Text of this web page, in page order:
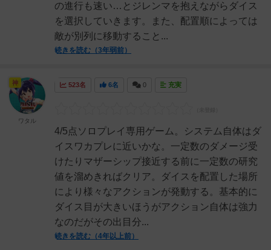
の進行も速い…とジレンマを抱えながらダイス
を選択していきます。また、配置順によっては
敵が別列に移動すること...
続きを読む（3年弱前）
523名 6名 0 充実
4/5点ソロプレイ専用ゲーム。システム自体はダ
イスワカプレに近いかな。一定数のダメージ受
けたりマザーシップ接近する前に一定数の研究
値を溜めきればクリア。ダイスを配置した場所
により様々なアクションが発動する。基本的に
ダイス目が大きいほうがアクション自体は強力
なのだがその出目分...
続きを読む（4年以上前）
神
ワタル